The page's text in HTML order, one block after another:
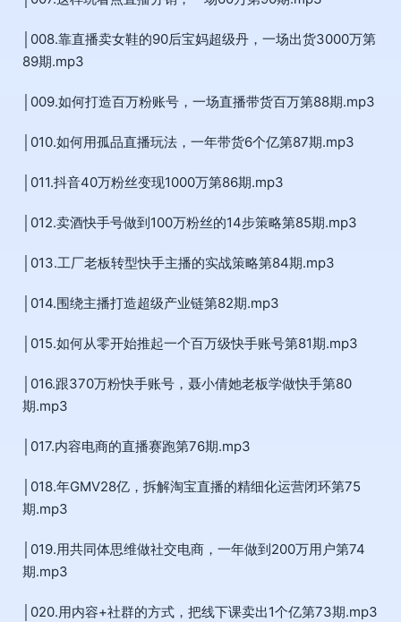
│008.靠直播卖女鞋的90后宝妈超级丹，一场出货3000万第
89期.mp3
│009.如何打造百万粉账号，一场直播带货百万第88期.mp3
│010.如何用孤品直播玩法，一年带货6个亿第87期.mp3
│011.抖音40万粉丝变现1000万第86期.mp3
│012.卖酒快手号做到100万粉丝的14步策略第85期.mp3
│013.工厂老板转型快手主播的实战策略第84期.mp3
│014.围绕主播打造超级产业链第82期.mp3
│015.如何从零开始推起一个百万级快手账号第81期.mp3
│016.跟370万粉快手账号，聂小倩她老板学做快手第80
期.mp3
│017.内容电商的直播赛跑第76期.mp3
│018.年GMV28亿，拆解淘宝直播的精细化运营闭环第75
期.mp3
│019.用共同体思维做社交电商，一年做到200万用户第74
期.mp3
│020.用内容+社群的方式，把线下课卖出1个亿第73期.mp3